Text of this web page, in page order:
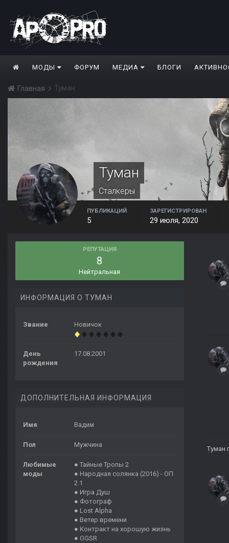
МОДЫ ФОРУМ МЕДИА БЛОГИ
Главная Туман
Туман
Сталкеры
ПУБЛИКАЦИЙ
5
ЗАРЕГИСТРИРОВАН
29 июля, 2020
РЕПУТАЦИЯ
8
Нейтральная
ИНФОРМАЦИЯ О ТУМАН
Звание Новичок
День
рождения
17.08.2001
ДОПОЛНИТЕЛЬНАЯ ИНФОРМАЦИЯ
Имя Вадим
Пол Мужчина
Любимые
моды
● Тайные Тропы 2
● Народная солянка (2016) - ОП
2.1
● Игра Душ
● Фотограф
● Lost Alpha
● Ветер времени
● Контракт на хорошую жизнь
● OGSR
Туман